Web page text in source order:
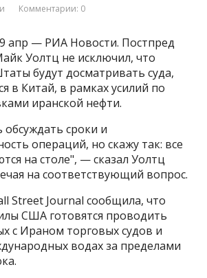
Комментарии: 0
— РИА Новости. Постпред
Уолтц не исключил, что
будут досматривать суда,
в Китай, в рамках усилий по
иранской нефти.
сроки и
операций, но скажу так: все
на столе", — сказал Уолтц
на соответствующий вопрос​​​.
Street Journal сообщила, что
США готовятся проводить
с Ираном торговых судов и
водах за пределами